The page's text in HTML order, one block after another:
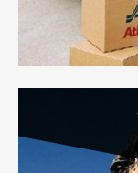
- Тайгер
качественно
службы или
оформлением